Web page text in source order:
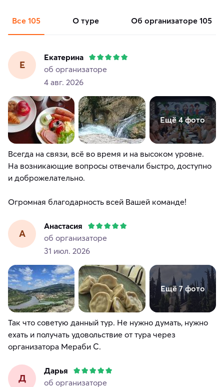
Все 105 о туре об организаторе 105
Е
Екатерина
об организаторе
4 авг. 2026
Ещё 4 фото
Всегда на связи, всё во время и на высоком уровне.
На возникающие вопросы отвечали быстро, доступно
и доброжелательно.
Огромная благодарность всей Вашей команде!
А
Анастасия
об организаторе
31 июл. 2026
Ещё 7 фото
Так что советую данный тур. Не нужно думать, нужно
ехать и получать удовольствие от тура через
Д
Дарья
об организаторе